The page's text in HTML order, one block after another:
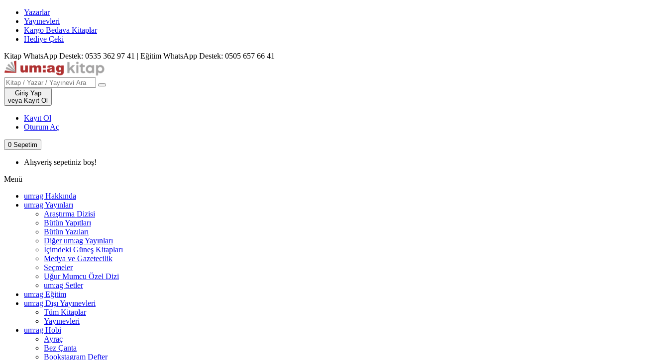
Yazarlar
Yayınevleri
Kargo Bedava Kitaplar
Hediye Çeki
Kitap WhatsApp Destek: 0535 362 97 41 | Eğitim WhatsApp Destek: 0505 657 66 41
Giriş Yap
veya Kayıt Ol
Kayıt Ol
Oturum Aç
0 Sepetim
Alışveriş sepetiniz boş!
Menü
um:ag Hakkında
um:ag Yayınları
Araştırma Dizisi
Bütün Yapıtları
Bütün Yazıları
Diğer um:ag Yayınları
İçimdeki Güneş Kitapları
Medya ve Gazetecilik
Seçmeler
Uğur Mumcu Özel Dizi
um:ag Setler
um:ag Eğitim
um:ag Dışı Yayınevleri
Tüm Kitaplar
Yayınevleri
um:ag Hobi
Ayraç
Bez Çanta
Bookstagram Defter